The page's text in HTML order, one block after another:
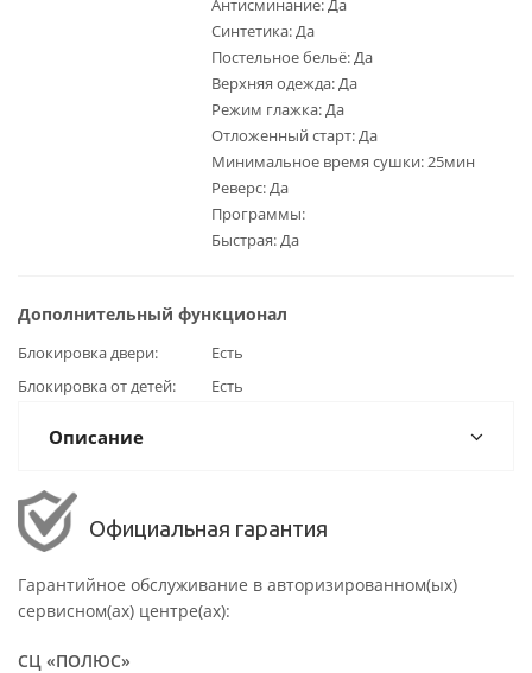
Антисминание: Да
Синтетика: Да
Постельное бельё: Да
Верхняя одежда: Да
Режим глажка: Да
Отложенный старт: Да
Минимальное время сушки: 25мин
Реверс: Да
Программы:
Быстрая: Да
Дополнительный функционал
Блокировка двери
Есть
Блокировка от детей
Есть
Описание
Официальная гарантия
Гарантийное обслуживание в авторизированном(ых)
сервисном(ах) центре(ах):
СЦ «ПОЛЮС»